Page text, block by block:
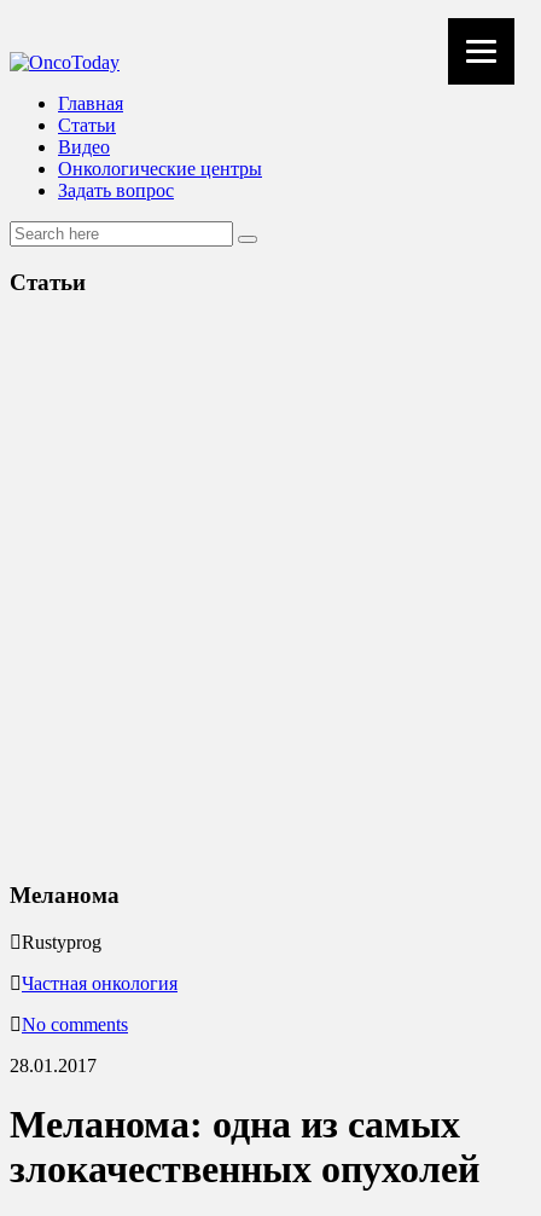
Главная
Статьи
Видео
Онкологические центры
Задать вопрос
Статьи
Меланома
Rustyprog
Частная онкология
No comments
28.01.2017
Меланома: одна из самых
злокачественных опухолей